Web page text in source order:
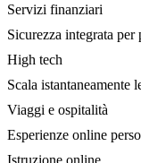
Servizi finanziari
Sicurezza integrata
High tech
Scala istantaneamente
Viaggi e ospitalità
Esperienze online
Istruzione online